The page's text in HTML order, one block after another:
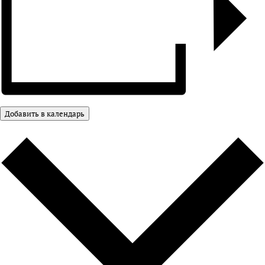
Добавить в календарь